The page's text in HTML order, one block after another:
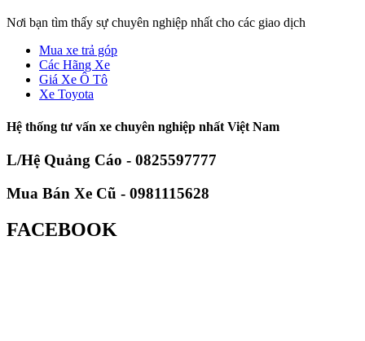
Nơi bạn tìm thấy sự chuyên nghiệp nhất cho các giao dịch
Mua xe trả góp
Các Hãng Xe
Giá Xe Ô Tô
Xe Toyota
Hệ thống tư vấn xe chuyên nghiệp nhất Việt Nam
L/Hệ Quảng Cáo - 0825597777
Mua Bán Xe Cũ - 0981115628
FACEBOOK